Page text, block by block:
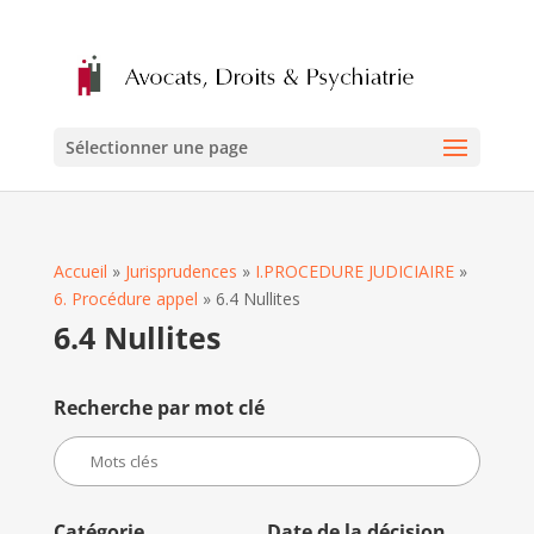
Sélectionner une page
Accueil » Jurisprudences » I.PROCEDURE JUDICIAIRE»
6. Procédure appel » 6.4 Nullites
6.4 Nullites
Recherche par mot clé